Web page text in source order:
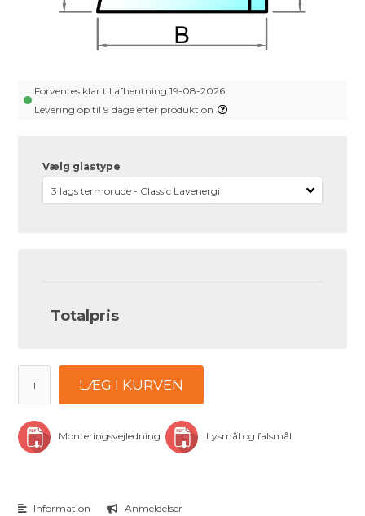
Forventes klar til afhentning 19-08-2026
Levering op til 9 dage efter produktion
Vælg glastype
Totalpris
LÆG I KURVEN
Monteringsvejledning Lysmål og falsmål
Information Anmeldelser